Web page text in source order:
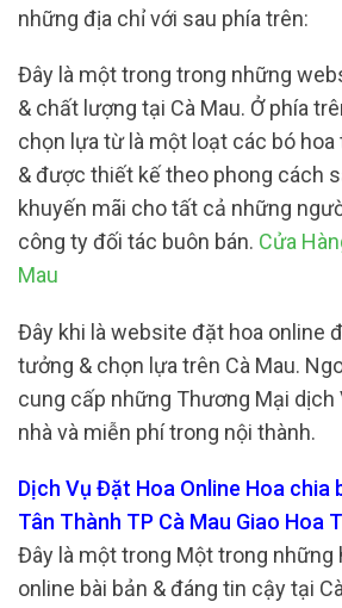
những địa chỉ với sau phía trên:
Đây là một trong trong những
& chất lượng tại Cà Mau. Ở phía
chọn lựa từ là một loạt các bó
& được thiết kế theo phong cách
khuyến mãi cho tất cả những
công ty đối tác buôn bán. Cửa
Mau
Đây khi là website đặt hoa online
tưởng & chọn lựa trên Cà Mau.
cung cấp những Thương Mại dịch
nhà và miễn phí trong nội thành.
Dịch Vụ Đặt Hoa Online Hoa chia
Tân Thành TP Cà Mau Giao Hoa
Đây là một trong Một trong những
online bài bản & đáng tin cậy tại